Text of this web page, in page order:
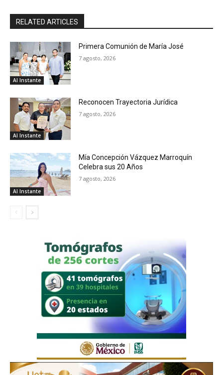
RELATED ARTICLES
Al Instante
Primera Comunión de María José
7 agosto, 2026
Al Instante
Reconocen Trayectoria Jurídica
7 agosto, 2026
Al Instante
Mía Concepción Vázquez Marroquín
Celebra sus 20 Años
7 agosto, 2026